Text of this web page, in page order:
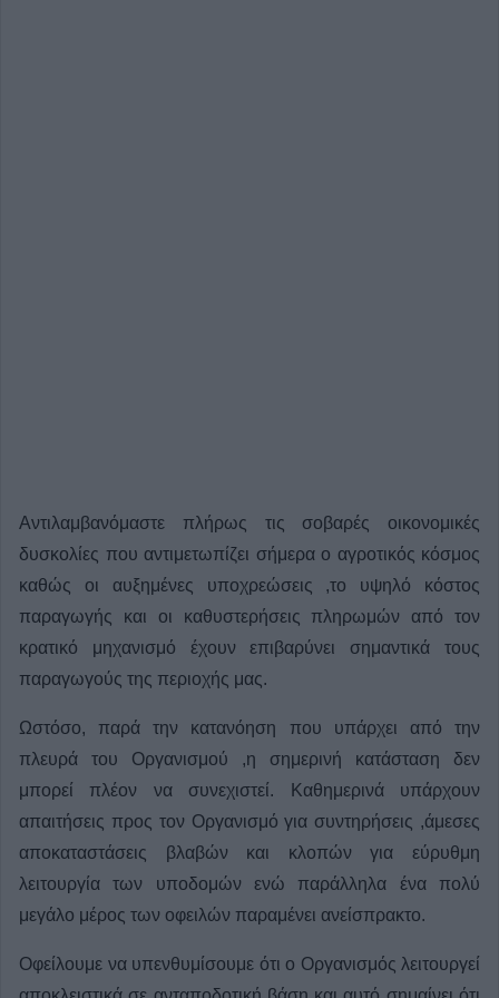
Αντιλαμβανόμαστε πλήρως τις σοβαρές οικονομικές
δυσκολίες που αντιμετωπίζει σήμερα ο αγροτικός κόσμος
καθώς οι αυξημένες υποχρεώσεις ,το υψηλό κόστος
παραγωγής και οι καθυστερήσεις πληρωμών από τον
κρατικό μηχανισμό έχουν επιβαρύνει σημαντικά τους
παραγωγούς της περιοχής μας.
Ωστόσο, παρά την κατανόηση που υπάρχει από την
πλευρά του Οργανισμού ,η σημερινή κατάσταση δεν
μπορεί πλέον να συνεχιστεί. Καθημερινά υπάρχουν
απαιτήσεις προς τον Οργανισμό για συντηρήσεις ,άμεσες
αποκαταστάσεις βλαβών και κλοπών για εύρυθμη
λειτουργία των υποδομών ενώ παράλληλα ένα πολύ
μεγάλο μέρος των οφειλών παραμένει ανείσπρακτο.
Οφείλουμε να υπενθυμίσουμε ότι ο Οργανισμός λειτουργεί